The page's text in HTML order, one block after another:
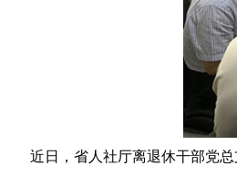
近日，省人社厅离退休干部党